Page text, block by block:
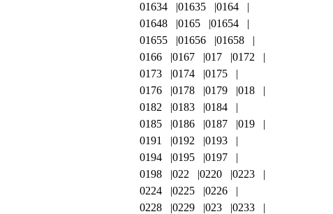
01634
01635
0164
01648
0165
01654
01655
01656
01658
0166
0167 017
0172
0173
0174
0175
0176
0178 0179
018
0182
0183
0184
0185
0186 0187
019
0191
0192
0193
0194
0195
0197
0198
022 0220
0223
0224
0225
0226
0228
0229 023
0233